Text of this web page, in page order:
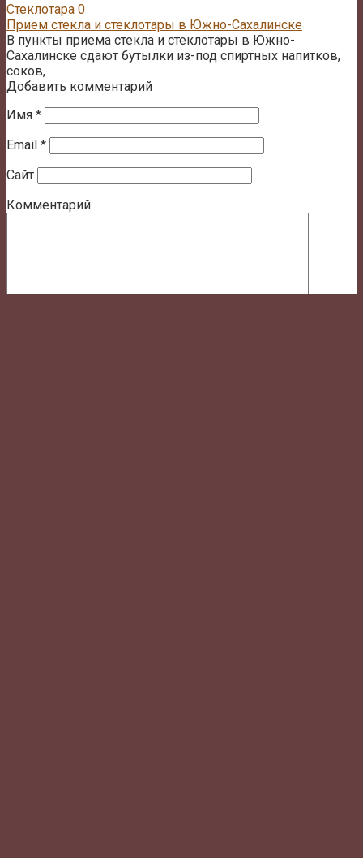
Стеклотара 0
Прием стекла и стеклотары в Южно-Сахалинске
В пункты приема стекла и стеклотары в Южно-
Сахалинске сдают бутылки из-под спиртных напитков,
соков,
Добавить комментарий
Имя *
Email *
Сайт
Комментарий